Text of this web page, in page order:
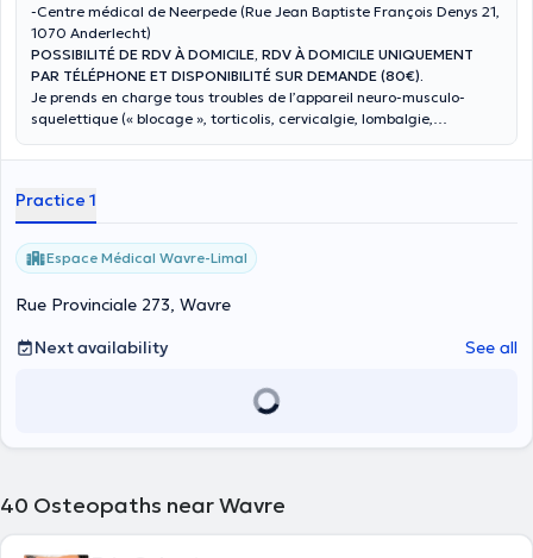
-Centre médical de Neerpede (Rue Jean Baptiste François Denys 21,
1070 Anderlecht)
POSSIBILITÉ DE RDV À DOMICILE, RDV À DOMICILE UNIQUEMENT
PAR TÉLÉPHONE ET DISPONIBILITÉ SUR DEMANDE (80€).
Je prends en charge tous troubles de l’appareil neuro-musculo-
squelettique (« blocage », torticolis, cervicalgie, lombalgie,
contexte soit aigu ou chronique. Je reçois aussi bien les enfants, les
une grande importance à la communication, l’écoute du patient, le
tout à travers une démarche bienveillante, médicale, critique et
scientifique.
Practice 1
Espace Médical Wavre-Limal
Rue Provinciale 273, Wavre
Next availability
See all
40 Osteopaths near Wavre